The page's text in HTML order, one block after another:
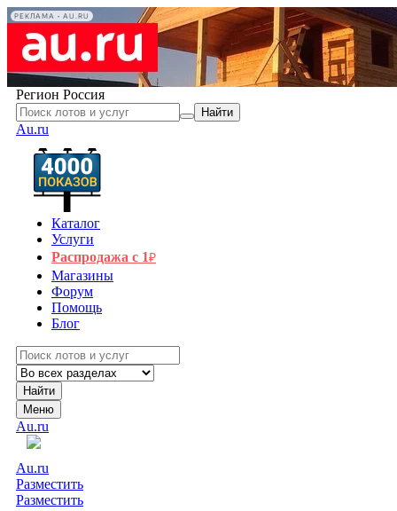
РЕКЛАМА • AU.RU
Регион Россия
Найти
Au.ru
Каталог
Услуги
Распродажа с 1₽
Магазины
Форум
Помощь
Блог
Найти
Меню
Au.ru
Au.ru
Разместить
Разместить